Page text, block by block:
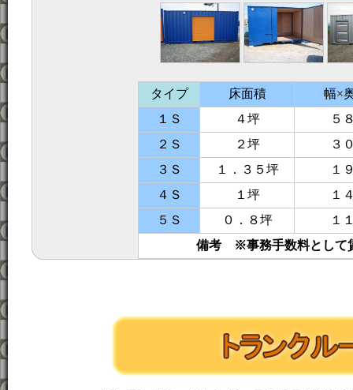
タイプ 床面積
幅×
１Ｓ
４坪
５
２Ｓ
２坪
３
３Ｓ
１．３５坪
１
４Ｓ
１坪
１
５Ｓ
０．８坪
１
備考 ※事務手数料として